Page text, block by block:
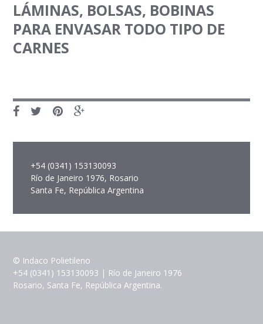
LÁMINAS, BOLSAS, BOBINAS
PARA ENVASAR TODO TIPO DE
CARNES
+54 (0341) 153130093
Río de Janeiro 1976, Rosario
Santa Fe, República Argentina
© Indaco Polietileno
+54 (0341) 153130093 | Río de Janeiro 1976
Rosario, Santa Fe, República Argentina.